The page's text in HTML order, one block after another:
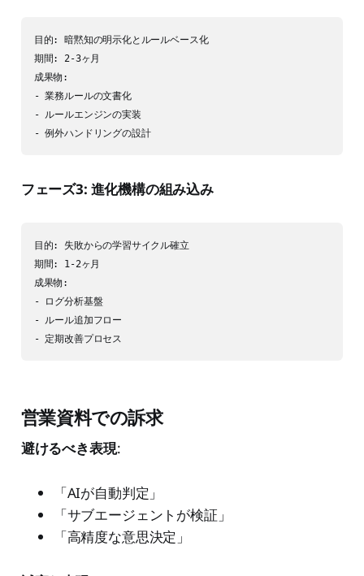
目的: 暗黙知の明示化とルールベース化
期間: 2-3ヶ月
成果物:
- 業務ルールの文書化
- ルールエンジンの実装
- 例外ハンドリングの設計
フェーズ3: 進化機構の組み込み
目的: 失敗からの学習サイクル確立
期間: 1-2ヶ月
成果物:
- ログ分析基盤
- ルール追加フロー
- 定期改善プロセス
営業資料での訴求
避けるべき表現:
「AIが自動判定」
「サブエージェントが検証」
「高精度な意思決定」